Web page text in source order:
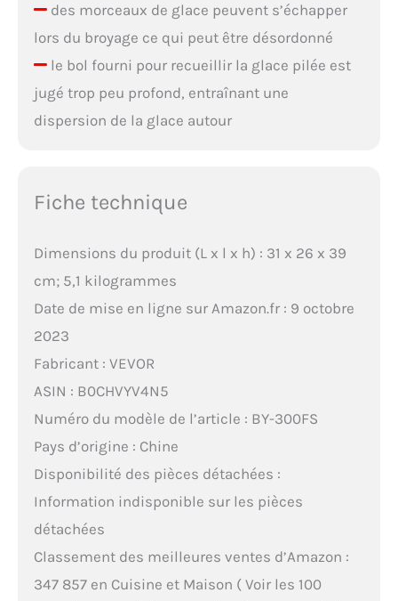
des morceaux de glace peuvent s’échapper
lors du broyage ce qui peut être désordonné
le bol fourni pour recueillir la glace pilée est
jugé trop peu profond, entraînant une
dispersion de la glace autour
Fiche technique
Dimensions du produit (L x l x h) : 31 x 26 x 39
cm; 5,1 kilogrammes
Date de mise en ligne sur Amazon.fr : 9 octobre
2023
Fabricant : VEVOR
ASIN : B0CHVYV4N5
Numéro du modèle de l’article : BY-300FS
Pays d’origine : Chine
Disponibilité des pièces détachées :
Information indisponible sur les pièces
détachées
Classement des meilleures ventes d’Amazon :
347 857 en Cuisine et Maison ( Voir les 100